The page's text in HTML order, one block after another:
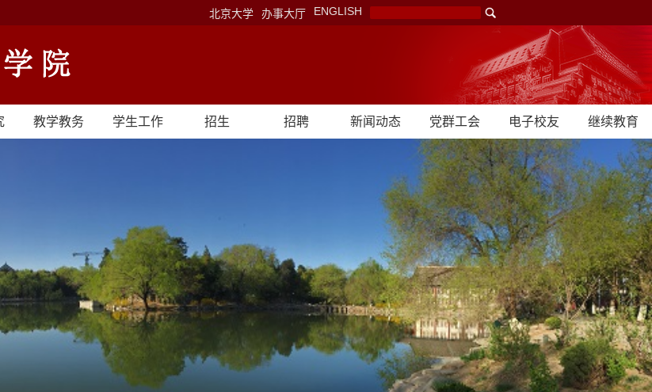
北京大学 办事大厅 ENGLISH
教学教务 学生工作 招生 招聘 新闻动态 党群工会 电子校友 继续教育